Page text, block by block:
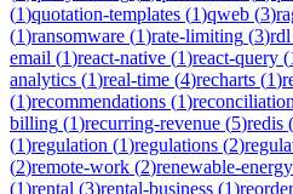
(1)quotation-templates (1)qweb (3)
(1)ransomware (1)rate-limiting (3)rdl
email (1)react-native (1)react-query (
analytics (1)real-time (4)recharts (1)
(1)recommendations (1)reconciliation
billing (1)recurring-revenue (5)redis (
(1)regulation (1)regulations (2)
(2)remote-work (2)renewable-energy
(1)rental (3)rental-business (1)